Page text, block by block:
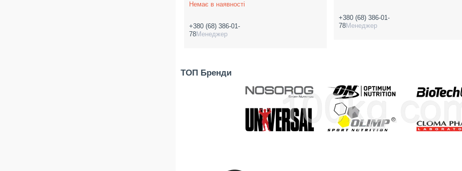
Немає в наявності
+380 (68) 386-01-
78Менеджер
+380 (68) 386-01-
78Менеджер
ТОП Бренди